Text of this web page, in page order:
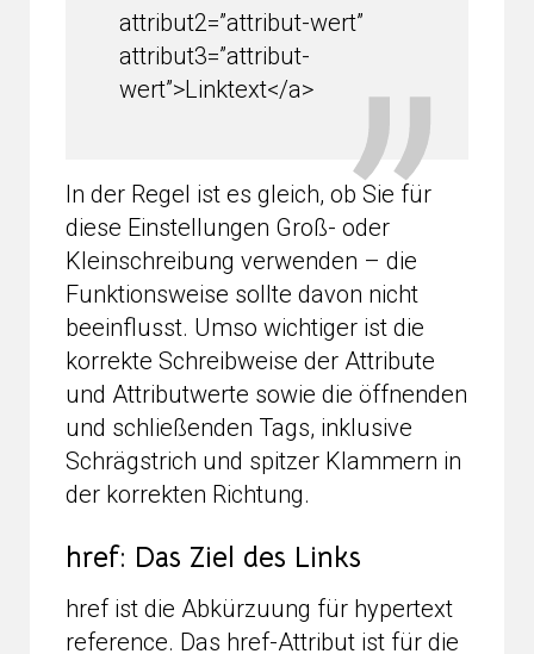
attribut2=”attribut-wert”
attribut3=”attribut-
wert”>Linktext</a>
In der Regel ist es gleich, ob Sie für
diese Einstellungen Groß- oder
Kleinschreibung verwenden – die
Funktionsweise sollte davon nicht
beeinflusst. Umso wichtiger ist die
korrekte Schreibweise der Attribute
und Attributwerte sowie die öffnenden
und schließenden Tags, inklusive
Schrägstrich und spitzer Klammern in
der korrekten Richtung.
href: Das Ziel des Links
href ist die Abkürzuung für hypertext
reference. Das href-Attribut ist für die